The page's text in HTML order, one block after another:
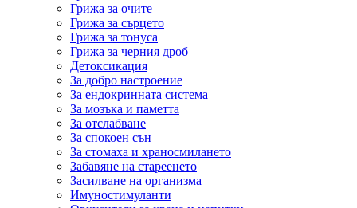
Грижа за очите
Грижа за сърцето
Грижа за тонуса
Грижа за черния дроб
Детоксикация
За добро настроение
За ендокринната система
За мозъка и паметта
За отслабване
За спокоен сън
За стомаха и храносмилането
Забавяне на стареенето
Засилване на организма
Имуностимуланти